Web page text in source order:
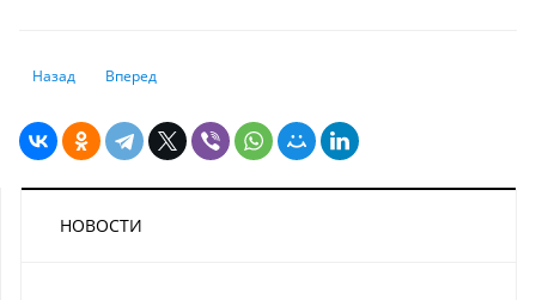
Предыдущий: Сайт ЕНПФ работает с перебоями
Назад Следующий: В Казахстане упростили порядок выплаты
Вперед
НОВОСТИ